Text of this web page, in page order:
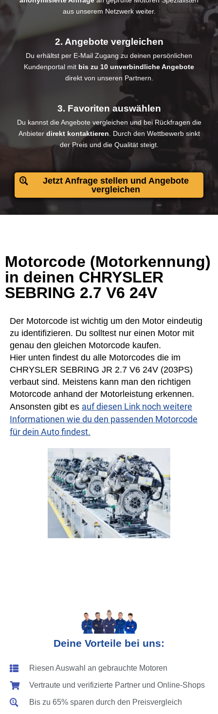
aus unserem Netzwerk weiter.
2. Angebote vergleichen
Du erhältst per E-Mail Zugang zu deinen persönlichen
Kundenportal mit bis zu 10 unverbindliche Angebote
direkt von unseren Partnern.
3. Favoriten auswählen
Du kannst die Angebote vergleichen und bei Rückfragen die
Anbieter direkt kontaktieren . Durch den Wettbewerb sinkt
der Preis und die Qualität steigt.
Jetzt Anfrage stellen und Angebote
vergleichen
Motorcode (Motorkennung)
in deinen CHRYSLER
SEBRING 2.7 V6 24V
Der Motorcode ist wichtig um den Motor eindeutig
zu identifizieren. Du solltest nur einen Motor mit
genau den gleichen Motorcode kaufen.
Hier unten findest du alle Motorcodes die im
CHRYSLER SEBRING JR 2.7 V6 24V (203PS)
verbaut sind. Meistens kann man den richtigen
Motorcode anhand der Motorleistung erkennen.
Ansonsten gibt es auf diesen Link noch weitere
Informationen wie du den passenden Motorcode
für dein Auto findest.
Deine Vorteile bei uns:
Riesen Auswahl an gebrauchte Motoren
Vertraute und verifizierte Partner und Online-Shops
Bis zu 65% sparen durch den Preisvergleich